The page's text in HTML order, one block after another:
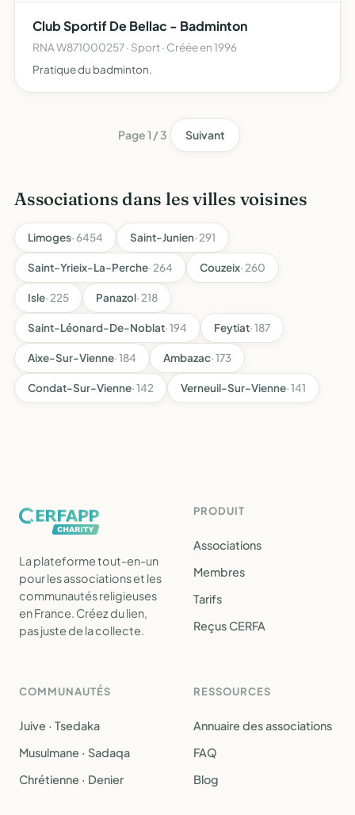
Club Sportif De Bellac - Badminton
RNA W871000257 · Sport · Créée en 1996
Pratique du badminton.
Page 1 / 3 Suivant
Associations dans les villes voisines
Limoges· 6454 Saint-Junien· 291
Saint-Yrieix-La-Perche· 264 Couzeix· 260
Isle· 225 Panazol· 218
Saint-Léonard-De-Noblat· 194 Feytiat· 187
Aixe-Sur-Vienne· 184 Ambazac· 173
Condat-Sur-Vienne· 142 Verneuil-Sur-Vienne· 141
La plateforme tout-en-un
pour les associations et les
communautés religieuses
en France. Créez du lien,
pas juste de la collecte.
PRODUIT
Associations
Membres
Tarifs
Reçus CERFA
COMMUNAUTÉS
Juive · Tsedaka
Musulmane · Sadaqa
Chrétienne · Denier
RESSOURCES
Annuaire des associations
FAQ
Blog